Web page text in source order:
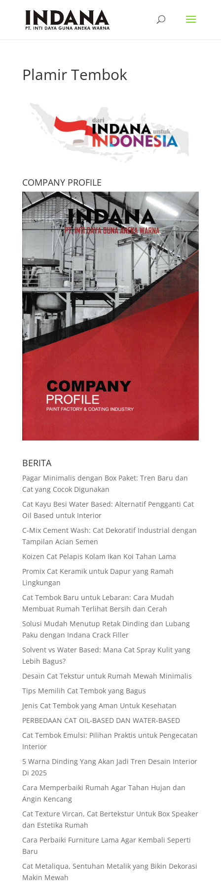
Plamir Tembok
COMPANY PROFILE
BERITA
Pagar Minimalis dengan Box Paket: Tren Baru dan
Cat yang Cocok Digunakan
Cat Kayu Besi Water Based: Alternatif Pengganti Cat
Oil Based untuk Interior
C-Mix Cement Wash: Cat Dekoratif Industrial dengan
Tampilan Acian Semen
Koizen Cat Pelapis Kolam Ikan Koi Tahan Lama
Promix Cat Keramik untuk Dapur yang Ramah
Lingkungan
Cat Tembok Baru untuk Lebaran: Cara Mudah
Membuat Rumah Terlihat Bersih dan Cerah
Solusi Mudah Menutup Retak Dinding dan Lubang
Paku dengan Indana Crack Filler
Solvent vs Water Based: Mana Cat Spray Kulit yang
Lebih Bagus?
Desain Cat Tekstur untuk Rumah Mewah Minimalis
Tips Memilih Cat Tembok yang Bagus
Jenis Cat Tembok yang Aman Untuk Kesehatan
PERBEDAAN CAT OIL-BASED DAN WATER-BASED
Cat Tembok Emulsi: Pilihan Praktis untuk Pengecatan
Interior
5 Warna Dinding Yang Akan Jadi Tren Desain Interior
Di 2025
Cara Memperbaiki Rumah Agar Tahan Hujan dan
Angin Kencang
Cat Texture Vircan, Cat Bertekstur Untuk Box Speaker
dan Estetika Rumah
Cara Perbaiki Furniture Lama Agar Kembali Seperti
Baru
Cat Metaliqua, Sentuhan Metalik yang Bikin Dekorasi
Makin Mewah